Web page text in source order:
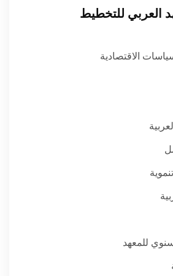
العربي للتخطيط
الاقتصادية
للمعهد